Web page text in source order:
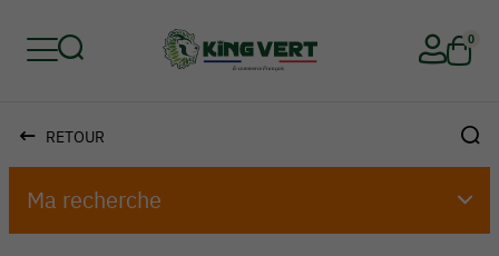
0
RETOUR
Ma recherche